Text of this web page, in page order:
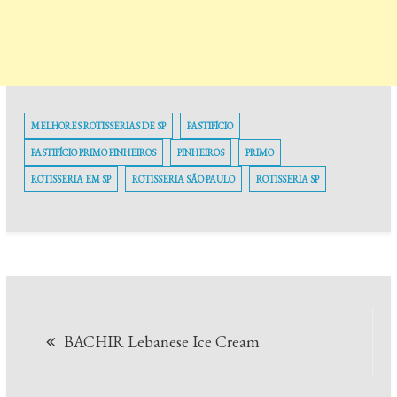
MELHORES ROTISSERIAS DE SP PASTIFÍCIO
PASTIFÍCIO PRIMO PINHEIROS PINHEIROS PRIMO
ROTISSERIA EM SP ROTISSERIA SÃO PAULO ROTISSERIA SP
BACHIR Lebanese Ice Cream